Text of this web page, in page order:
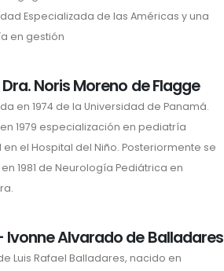
Especializada de las Américas y una
en gestión
Dra. Noris Moreno de Flagge
en 1974 de la Universidad de Panamá.
1979 especialización en pediatría
el Hospital del Niño. Posteriormente se
1981 de Neurología Pediátrica en
Ivonne Alvarado de Balladares
Luis Rafael Balladares, nacido en